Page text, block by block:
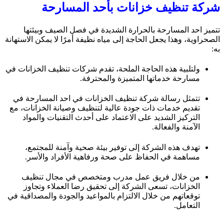
شركة تنظيف خزانات بأحد المسارحة
تتميز احد المسارحة بالحرارة الشديدة في فصل الصيف وبيئتها
الصحراوية، وهذا يجعل الحاجة إلى مياه نظيفة أمرًا لا يمكن الاستهانة
به:
ولتلبية هذه الحاجة الملحة، تقدم شركات تنظيف الخزانات في
مسارحة خدماتها المتميزة والمحترفة.
تتمثل رسالة شركة تنظيف الخزانات في احد المسارحة في
تقديم خدمات ذات جودة عالية لتنظيف وصيانة الخزانات، مع
التركيز الشديد على الاعتماد على أحدث التقنيات والمواد
الآمنة والفعالة.
تهدف هذه الشركة إلى توفير بيئة صحية وآمنة للمجتمع،
مساهمة في الحفاظ على صحة ورفاهية الأفراد والأسر.
من خلال فريق عمل مدرب ومتخصص في مجال تنظيف
الخزانات، تسعى الشركة إلى تحقيق رضا العملاء وتجاوز
توقعاتهم من خلال الالتزام بالمواعيد والجودة والمصداقية في
التعامل.